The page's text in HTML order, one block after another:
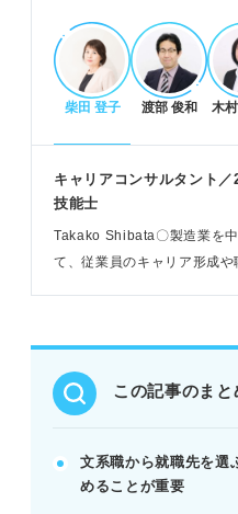
POINT：文系だから
検討しましょう。
文系におすすめの職業
営業、事務、企画な
数存在します。
ましょう。
専門職や高収入を目
スは多様です。
に合うか見極めましょ
自己分析で自身の経験
ましょう。
柴田 登子 渡部 俊和 木
キャリアコンサルタント
技能士
Takako Shibata〇製造業を
て、従業員のキャリア形成
この記事のまと
文系職から就職先を選
めることが重要